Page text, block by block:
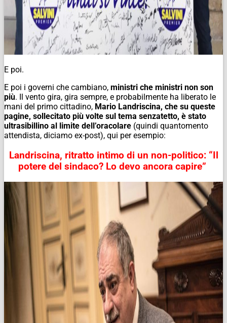
E poi.
E poi i governi che cambiano, ministri che ministri non son
più. Il vento gira, gira sempre, e probabilmente ha liberato le
mani del primo cittadino, Mario Landriscina, che su queste
pagine, sollecitato più volte sul tema senzatetto, è stato
ultrasibillino al limite dell’oracolare (quindi quantomento
attendista, diciamo ex-post), qui per esempio:
Landriscina, ritratto intimo di un non-politico: “Il
potere del sindaco? Lo devo ancora capire”